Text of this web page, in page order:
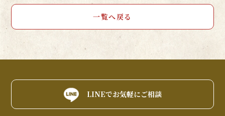
一覧へ戻る
LINEでお気軽にご相談